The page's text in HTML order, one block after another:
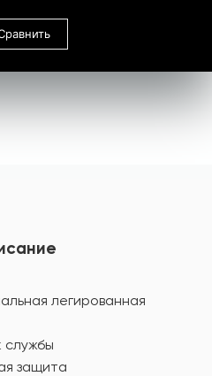
легированная
службы
защита